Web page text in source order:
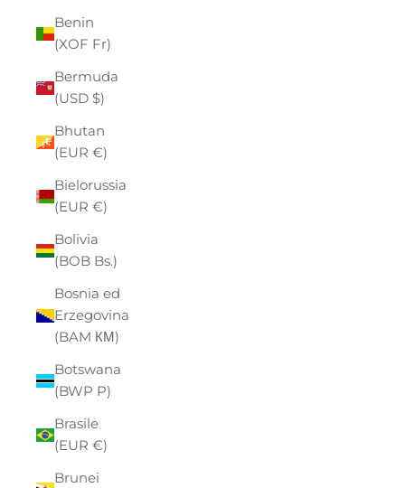
Benin
(XOF Fr)
Bermuda
(USD $)
Bhutan
(EUR €)
Bielorussia
(EUR €)
Bolivia
(BOB Bs.)
Bosnia ed
Erzegovina
(BAM КМ)
Botswana
(BWP P)
Brasile
(EUR €)
Brunei